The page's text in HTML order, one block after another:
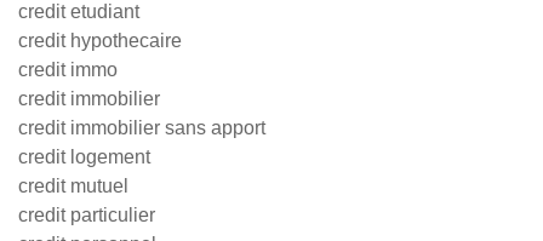
credit etudiant
credit hypothecaire
credit immo
credit immobilier
credit immobilier sans apport
credit logement
credit mutuel
credit particulier